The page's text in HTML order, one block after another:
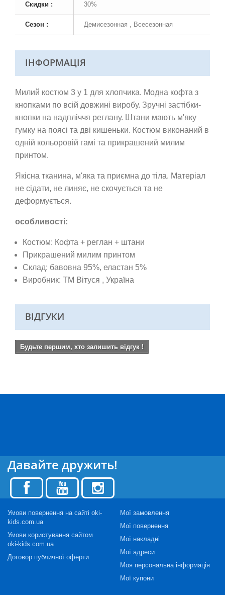
Скидки : 30%
Сезон : Демисезонная , Всесезонная
ІНФОРМАЦІЯ
Милий костюм 3 у 1 для хлопчика. Модна кофта з
кнопками по всій довжині виробу. Зручні застібки-
кнопки на надпліччя реглану. Штани мають м'яку
гумку на поясі та дві кишеньки. Костюм виконаний в
одній кольоровій гамі та прикрашений милим
принтом.
Якісна тканина, м'яка та приємна до тіла. Матеріал
не сідати, не линяє, не скочується та не
деформується.
особливості:
Костюм: Кофта + реглан + штани
Прикрашений милим принтом
Склад: бавовна 95%, еластан 5%
Виробник: ТМ Вітуся , Україна
ВІДГУКИ
Будьте першим, хто залишить відгук !
Давайте дружить!
Умови повернення на сайті oki-
kids.com.ua
Умови користування сайтом
oki-kids.com.ua
Договор публичної оферти
Мої замовлення
Мої повернення
Мої накладні
Мої адреси
Моя персональна інформація
Мої купони